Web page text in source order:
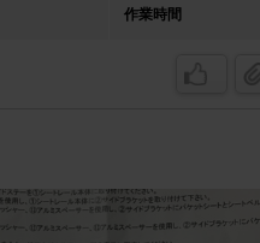
作業時間